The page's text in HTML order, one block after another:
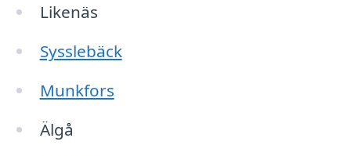
Likenäs
Sysslebäck
Munkfors
Älgå